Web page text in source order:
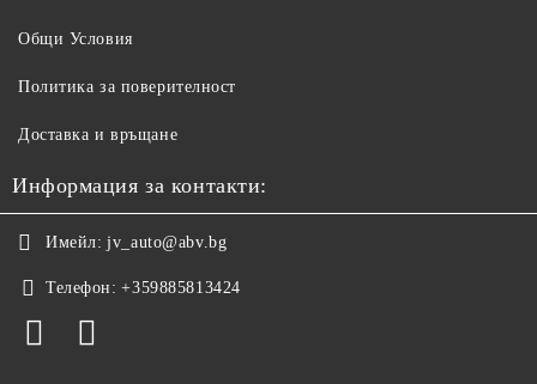
Общи Условия
Политика за поверителност
Доставка и връщане
Информация за контакти:
Имейл: jv_auto@abv.bg
Телефон: +359885813424